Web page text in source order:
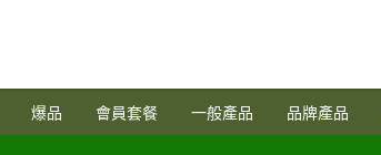
爆品 會員套餐 一般產品 品牌產品